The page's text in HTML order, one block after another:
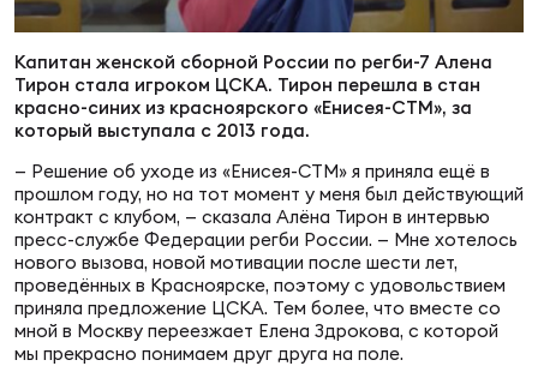
Сборные
Антидопинг
Магазин
Капитан женской сборной России по регби-7 Алена
Тирон стала игроком ЦСКА. Тирон перешла в стан
красно-синих из красноярского «Енисея-СТМ», за
который выступала с 2013 года.
— Решение об уходе из «Енисея-СТМ» я приняла ещё в
прошлом году, но на тот момент у меня был действующий
контракт с клубом, — сказала Алёна Тирон в интервью
пресс-службе Федерации регби России. — Мне хотелось
нового вызова, новой мотивации после шести лет,
проведённых в Красноярске, поэтому с удовольствием
приняла предложение ЦСКА. Тем более, что вместе со
мной в Москву переезжает Елена Здрокова, с которой
мы прекрасно понимаем друг друга на поле.
ОТПРАВИТЬ